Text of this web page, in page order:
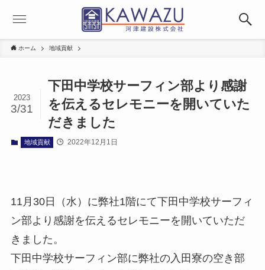
ホーム 地域貢献
下田中学校サーフィン部より感謝
を伝えるセレモニーを開いていた
だきました
2023
3/31
地域貢献 2022年12月1日
11月30日（水）に弊社1階にて下田中学校サーフィ
ン部より感謝を伝えるセレモニーを開いていただ
きました。
下田中学校サーフィン部に弊社の入田寮の空き部